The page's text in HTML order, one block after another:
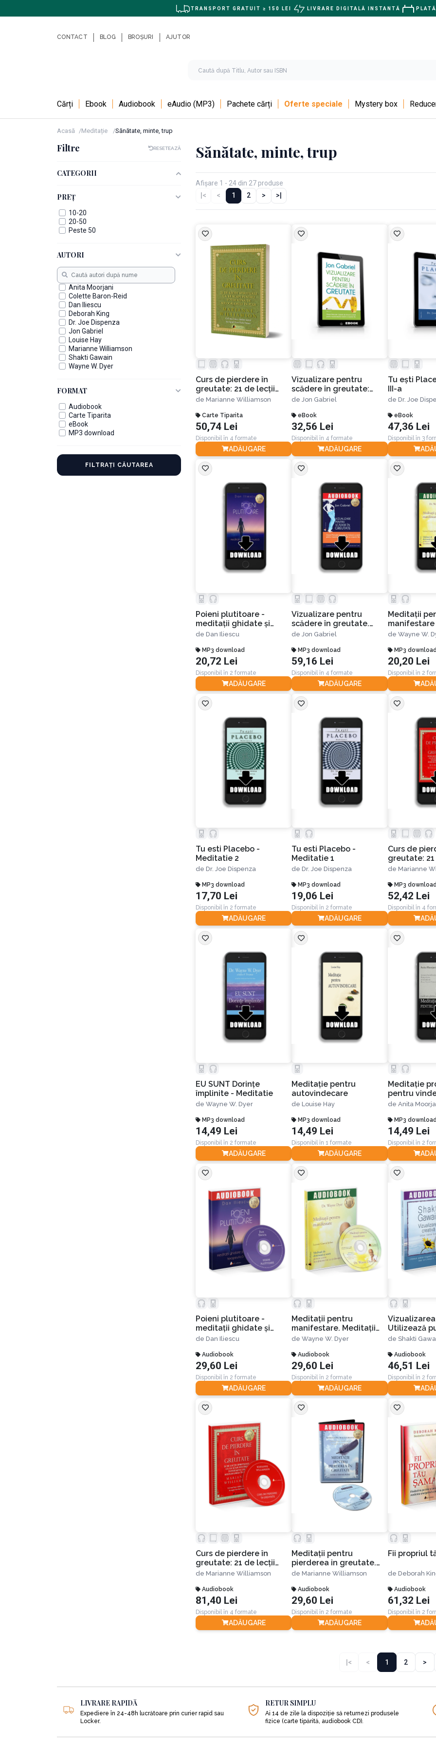
TRANSPORT GRATUIT ≥ 150 LEI LIVRARE DIGITALĂ INSTANTĂ
CONTACT BLOG BROȘURI AJUTOR
Cărți Ebook Audiobook eAudio (MP3) Pachete cărți Oferte speciale Mystery box
Acasă Meditație Sănătate, minte, trup
Filtre RESETEAZĂ
CATEGORII
PREȚ
10-20
20-50
Peste 50
AUTORI
Anita Moorjani
Colette Baron-Reid
Dan Iliescu
Deborah King
Dr. Joe Dispenza
Jon Gabriel
Louise Hay
Marianne Williamson
Shakti Gawain
Wayne W. Dyer
FORMAT
Audiobook
Carte Tiparita
eBook
MP3 download
FILTRAȚI CĂUTAREA
Sănătate, minte, trup
Afișare 1 - 24 din 27 produse
|<
< 1 2 > >|
Curs de pierdere în
greutate: 21 de lecţii
spirituale ca să scapi
kilogramele în plus -
Editia a III-a
de Marianne Williamson
Carte Tiparita
50,74 Lei
Disponibil în 4 formate
ADĂUGARE
Vizualizare pentru
scădere în greutate:
Ghidul metodei Gabriel
pentru transformarea
totală a corpului tău.
Ediția a II-a
deJon Gabriel
eBook
32,56 Lei
Disponibil în 4 formate
ADĂUGARE
Tu eşti
III-a
de Dr. Joe
eBook
47,36 Lei
Disponibil în 3
Poieni plutitoare -
meditaţii ghidate şi
muzică terapeutică
de Dan Iliescu
MP3 download
20,72 Lei
Disponibil în 2 formate
ADĂUGARE
Vizualizare pentru
scădere în greutate.
Ghidul Metodei Gabriel
pentru transformarea
totală a corpului tău
deJon Gabriel
MP3 download
59,16 Lei
Disponibil în 4 formate
ADĂUGARE
Meditaţii
manifestare
de Wayne W.
MP3 download
20,20 Lei
Disponibil în 2
Tu esti Placebo -
Meditatie 2
de Dr. Joe Dispenza
MP3 download
17,70 Lei
Disponibil în 2 formate
ADĂUGARE
Tu esti Placebo -
Meditatie 1
deDr. Joe Dispenza
MP3 download
19,06 Lei
Disponibil în 2 formate
ADĂUGARE
Curs de
greutate:
spirituale ca
kilogramele
de Marianne
MP3 download
52,42 Lei
Disponibil în 4
EU SUNT Dorinţe
împlinite - Meditatie
de Wayne W. Dyer
MP3 download
14,49 Lei
Disponibil în 2 formate
ADĂUGARE
Meditaţie pentru
autovindecare
deLouise Hay
MP3 download
14,49 Lei
Disponibil în 1 formate
ADĂUGARE
Meditaţie
pentru
de Anita
MP3 download
14,49 Lei
Disponibil în 2
Poieni plutitoare -
meditaţii ghidate şi
muzică terapeutică
de Dan Iliescu
Audiobook
29,60 Lei
Disponibil în 2 formate
ADĂUGARE
Meditaţii pentru
manifestare. Meditaţii
de dimineaţă şi seară
literalmente tot ce-ţi
doreşte inima
deWayne W. Dyer
Audiobook
29,60 Lei
Disponibil în 2 formate
ADĂUGARE
Utilizează
imaginaţiei
viaţă
de Shakti
Audiobook
46,51 Lei
Disponibil în 2
Curs de pierdere în
greutate: 21 de lecţii
spirituale ca să scapi
kilogramele în plus
de Marianne Williamson
Audiobook
81,40 Lei
Disponibil în 4 formate
ADĂUGARE
Meditaţii pentru
pierderea in greutate.
Ediția a II-a
deMarianne Williamson
Audiobook
29,60 Lei
Disponibil în 2 formate
ADĂUGARE
Fii propriul
de Deborah
Audiobook
61,32 Lei
Disponibil în 2
|< < 1 2 >
LIVRARE RAPIDĂ
Expediere în 24-48h lucrătoare prin curier rapid sau
Locker.
RETUR SIMPLU
Ai 14 de zile la dispoziție să returnezi produsele
fizice (carte tipărită, audiobook CD).